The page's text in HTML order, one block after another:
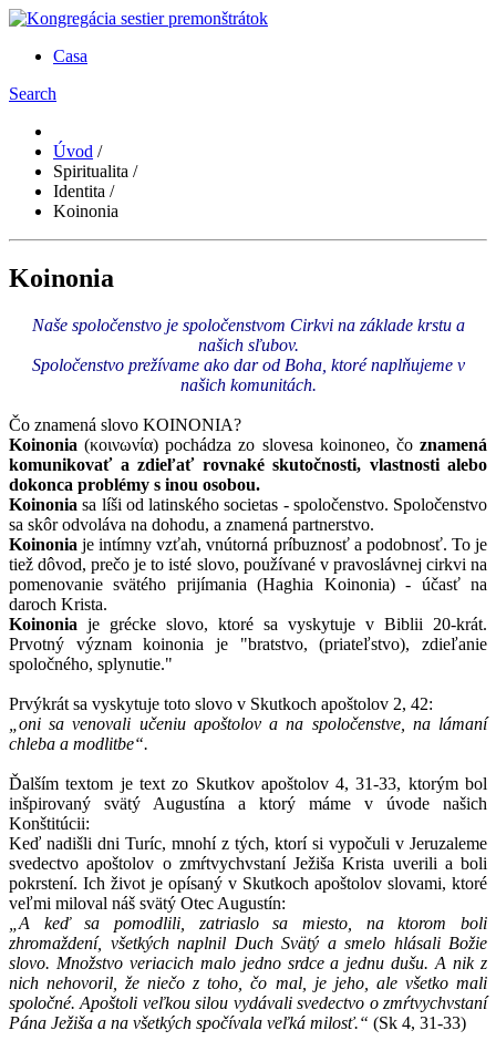
Casa
Search
Úvod /
Spiritualita /
Identita /
Koinonia
Koinonia
Naše spoločenstvo je spoločenstvom Cirkvi na základe krstu a
našich sľubov.
Spoločenstvo prežívame ako dar od Boha, ktoré naplňujeme v
našich komunitách.
Čo znamená slovo KOINONIA?
Koinonia(κοινωνία) pochádza zo slovesa koinoneo, čoznamená
komunikovať a zdieľať rovnaké skutočnosti, vlastnosti alebo
dokonca problémy s inou osobou.
Koinonia sa líši od latinského societas - spoločenstvo. Spoločenstvo
sa skôr odvoláva na dohodu, a znamená partnerstvo.
Koinonia je intímny vzťah, vnútorná príbuznosť a podobnosť. To je
tiež dôvod, prečo je to isté slovo, používané v pravoslávnej cirkvi na
pomenovanie svätého prijímania (Haghia Koinonia) - účasť na
daroch Krista.
Koinonia je grécke slovo, ktoré sa vyskytuje v Biblii 20-krát.
Prvotný význam koinonia je "bratstvo, (priateľstvo), zdieľanie
spoločného, splynutie."
Prvýkrát sa vyskytuje toto slovo v Skutkoch apoštolov 2, 42:
„oni sa venovali učeniu apoštolov a na spoločenstve, na lámaní
chleba a modlitbe“.
Ďalším textom je text zo Skutkov apoštolov 4, 31-33, ktorým bol
inšpirovaný svätý Augustína a ktorý máme v úvode našich
Konštitúcii:
Keď nadišli dni Turíc, mnohí z tých, ktorí si vypočuli v Jeruzaleme
svedectvo apoštolov o zmŕtvychvstaní Ježiša Krista uverili a boli
pokrstení. Ich život je opísaný v Skutkoch apoštolov slovami, ktoré
veľmi miloval náš svätý Otec Augustín:
„A keď sa pomodlili, zatriaslo sa miesto, na ktorom boli
zhromaždení, všetkých naplnil Duch Svätý a smelo hlásali Božie
slovo. Množstvo veriacich malo jedno srdce a jednu dušu. A nik z
nich nehovoril, že niečo z toho, čo mal, je jeho, ale všetko mali
spoločné. Apoštoli veľkou silou vydávali svedectvo o zmŕtvychvstaní
Pána Ježiša a na všetkých spočívala veľká milosť.“ (Sk 4, 31-33)